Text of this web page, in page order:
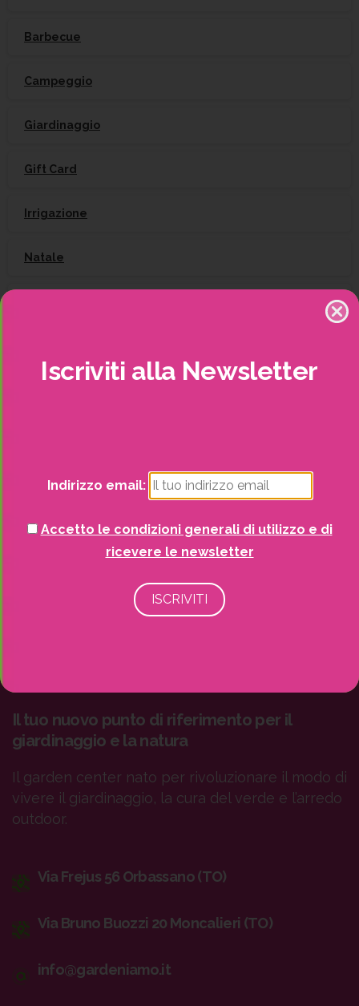
Barbecue
Campeggio
Giardinaggio
Gift Card
Irrigazione
Natale
Strutture da esterno
Vasi
Il tuo nuovo punto di riferimento per il
giardinaggio e la natura
Il garden center nato per rivoluzionare il modo di
vivere il giardinaggio, la cura del verde e l’arredo
outdoor.
Via Frejus 56 Orbassano (TO)
Via Bruno Buozzi 20 Moncalieri (TO)
info@gardeniamo.it
Iscriviti alla Newsletter
Indirizzo email:
Accetto le condizioni generali di utilizzo e di
ricevere le newsletter